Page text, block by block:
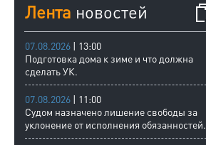
Лента новостей
07.08.2026 | 13:00
Подготовка дома к зиме и что должна
сделать УК.
07.08.2026 | 11:00
Судом назначено лишение свободы за
уклонение от исполнения обязанностей.